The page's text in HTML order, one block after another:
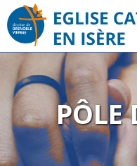
PÔLE